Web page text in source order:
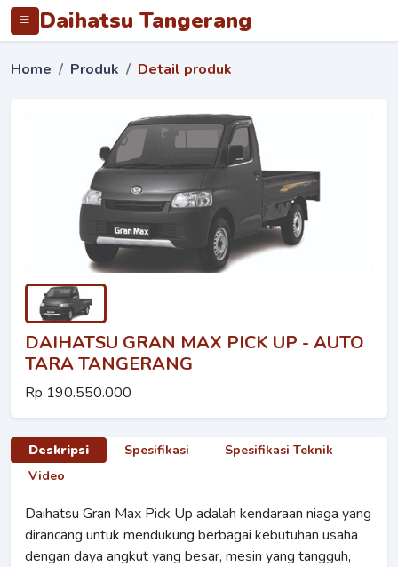
Daihatsu Tangerang
Home Produk Detail produk
DAIHATSU GRAN MAX PICK UP - AUTO
TARA TANGERANG
Rp 190.550.000
Deskripsi Spesifikasi
Spesifikasi Teknik
Video
Daihatsu Gran Max Pick Up adalah kendaraan niaga yang
dirancang untuk mendukung berbagai kebutuhan usaha
dengan daya angkut yang besar, mesin yang tangguh,